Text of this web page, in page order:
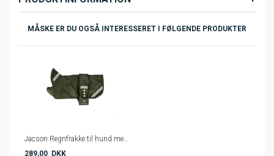
MÅSKE ER DU OGSÅ INTERESSERET I FØLGENDE PRODUKTER
289,00 DKK